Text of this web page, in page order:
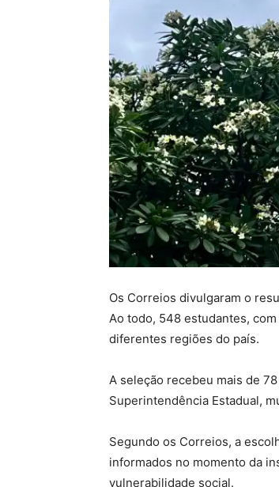
Os Correios divulgaram o
Ao todo, 548 estudantes,
diferentes regiões do país.
A seleção recebeu mais de
Superintendência Estadual,
Segundo os Correios, a
informados no momento da
vulnerabilidade social.